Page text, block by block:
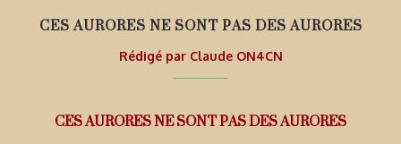
CES AURORES NE SONT PAS DES AURORES
Rédigé par Claude ON4CN
CES AURORES NE SONT PAS DES AURORES